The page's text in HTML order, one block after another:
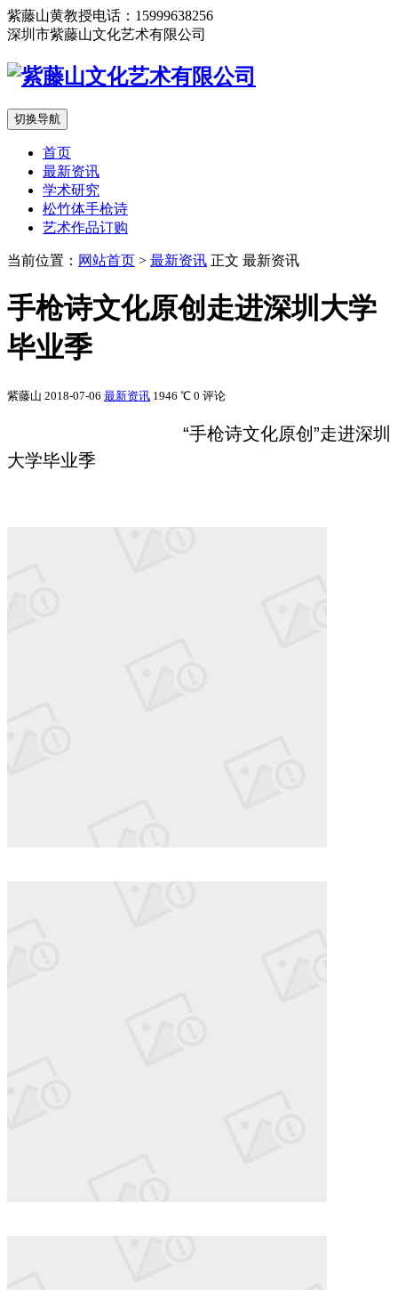
紫藤山黄教授电话：15999638256
深圳市紫藤山文化艺术有限公司
切换导航
首页
最新资讯
学术研究
松竹体手枪诗
艺术作品订购
当前位置： 网站首页 > 最新资讯 正文 最新资讯
手枪诗文化原创走进深圳大学
毕业季
紫藤山 2018-07-06 最新资讯 1946 ℃ 0 评论
“手枪诗文化原创”走进深圳
大学毕业季